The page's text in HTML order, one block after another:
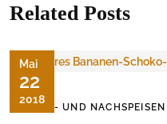
Related Posts
Mai
22
2018
SÜSS- UND NACHSPEISEN